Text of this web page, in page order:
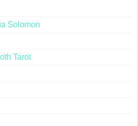
Solomon
Tarot